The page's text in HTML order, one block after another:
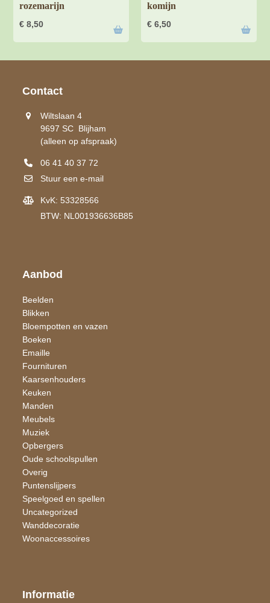
rozemarijn
€ 8,50
komijn
€ 6,50
Contact
Wiltslaan 4
9697 SC Blijham
(alleen op afspraak)
06 41 40 37 72
Stuur een e-mail
KvK: 53328566
BTW: NL001936636B85
Aanbod
Beelden
Blikken
Bloempotten en vazen
Boeken
Emaille
Fournituren
Kaarsen​houders
Keuken
Manden
Meubels
Muziek
Opbergers
Oude schoolspullen
Overig
Puntenslijpers
Speelgoed en spellen
Uncategorized
Wand​decoratie
Woon​accessoires
Informatie